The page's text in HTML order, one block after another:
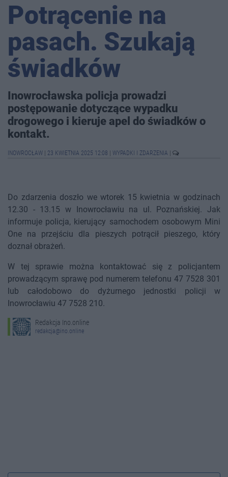
Potrącenie na
pasach. Szukają
świadków
Inowrocławska policja prowadzi
postępowanie dotyczące wypadku
drogowego i kieruje apel do świadków o
kontakt.
INOWROCŁAW 23 KWIETNIA 2025 12:08 WYPADKI I ZDARZENIA
Do zdarzenia doszło we wtorek 15 kwietnia w godzinach
12.30 - 13.15 w Inowrocławiu na ul. Poznańskiej. Jak
informuje policja, kierujący samochodem osobowym Mini
One na przejściu dla pieszych potrącił pieszego, który
doznał obrażeń.
W tej sprawie można kontaktować się z policjantem
prowadzącym sprawę pod numerem telefonu 47 7528 301
lub całodobowo do dyżurnego jednostki policji w
Inowrocławiu 47 7528 210.
Redakcja Ino.online
redakcja@ino.online